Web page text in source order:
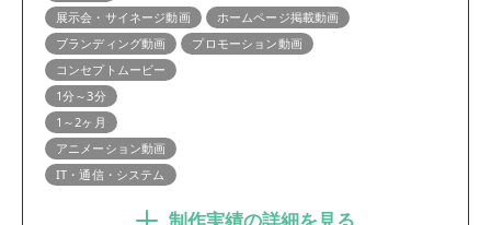
展示会・サイネージ動画
ホームページ掲載動画
ブランディング動画
プロモーション動画
コンセプトムービー
1分～3分
1～2ヶ月
アニメーション動画
IT・通信・システム
制作実績の詳細を見る